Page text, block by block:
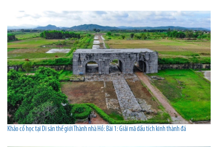
Khảo cổ học tại Di sản thế giới Thành nhà Hồ: Bài 1: Giải mã dấu tích kinh thành đá